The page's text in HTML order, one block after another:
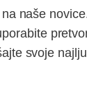
naše
svoje